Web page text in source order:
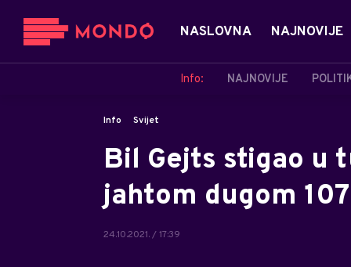
NASLOVNA NAJNOVIJE
Info: NAJNOVIJE
Info Svijet
Bil Gejts stigao u
jahtom dugom
24.10.2021. / 17:39